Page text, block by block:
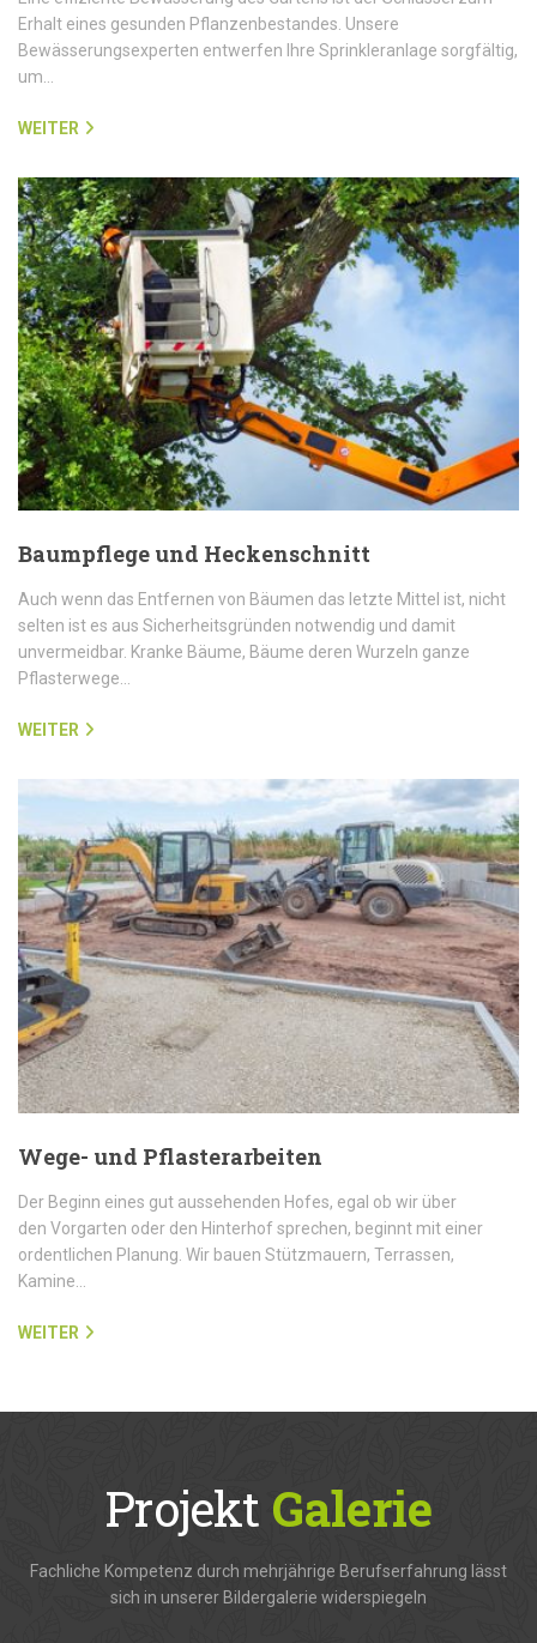
Erhalt eines gesunden Pflanzenbestandes. Unsere
Bewässerungsexperten entwerfen Ihre Sprinkleranlage sorgfältig,
um…
WEITER
Baumpflege und Heckenschnitt
Auch wenn das Entfernen von Bäumen das letzte Mittel ist, nicht
selten ist es aus Sicherheitsgründen notwendig und damit
unvermeidbar. Kranke Bäume, Bäume deren Wurzeln ganze
Pflasterwege…
WEITER
Wege- und Pflasterarbeiten
Der Beginn eines gut aussehenden Hofes, egal ob wir über
den Vorgarten oder den Hinterhof sprechen, beginnt mit einer
ordentlichen Planung. Wir bauen Stützmauern, Terrassen,
Kamine…
WEITER
Projekt Galerie
Fachliche Kompetenz durch mehrjährige Berufserfahrung lässt
sich in unserer Bildergalerie widerspiegeln